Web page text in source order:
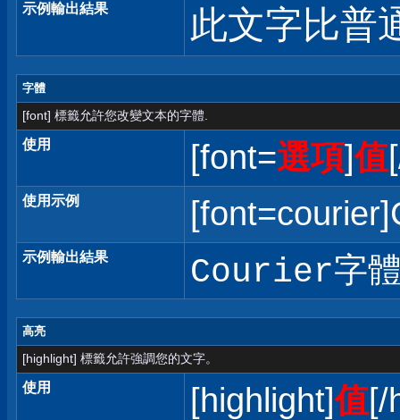
示例輸出結果 此文字比普
字體
[font] 標籤允許您改變文本的字體.
使用 [font=選項]值
使用示例
示例輸出結果 Courier字
高亮
[highlight] 標籤允許強調您的文字。
使用 [highlight]值[/